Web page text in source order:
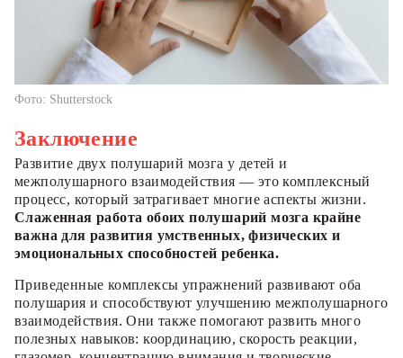
Фото: Shutterstock
Заключение
Развитие двух полушарий мозга у детей и
межполушарного взаимодействия — это комплексный
процесс, который затрагивает многие аспекты жизни.
Слаженная работа обоих полушарий мозга крайне
важна для развития умственных, физических и
эмоциональных способностей ребенка.
Приведенные комплексы упражнений развивают оба
полушария и способствуют улучшению межполушарного
взаимодействия. Они также помогают развить много
полезных навыков: координацию, скорость реакции,